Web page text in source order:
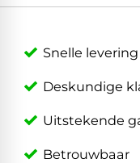
Snelle levering
Deskundige
Uitstekende
Betrouwbaar